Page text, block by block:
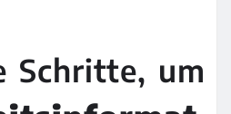
Schritte, um